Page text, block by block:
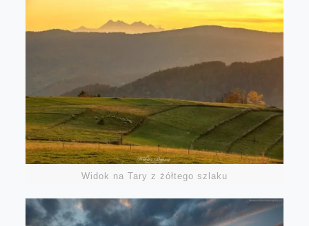
Widok na Tary z żółtego szlaku